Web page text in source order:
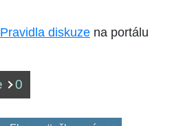
Pravidla diskuze na portálu
0